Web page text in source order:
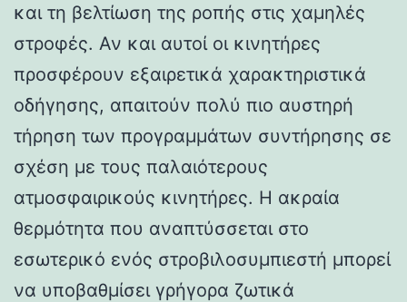
και τη βελτίωση της ροπής στις χαμηλές
στροφές. Αν και αυτοί οι κινητήρες
προσφέρουν εξαιρετικά χαρακτηριστικά
οδήγησης, απαιτούν πολύ πιο αυστηρή
τήρηση των προγραμμάτων συντήρησης σε
σχέση με τους παλαιότερους
ατμοσφαιρικούς κινητήρες. Η ακραία
θερμότητα που αναπτύσσεται στο
εσωτερικό ενός στροβιλοσυμπιεστή μπορεί
να υποβαθμίσει γρήγορα ζωτικά